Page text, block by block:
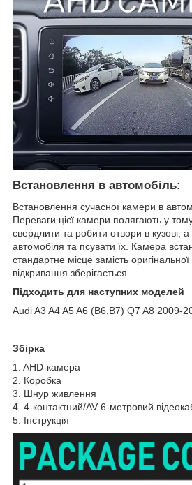
Встановлення в автомобіль:
Встановлення сучасної камери в
Переваги цієї камери полягають у
свердлити та робити отвори в кузові,
автомобіля та псувати їх. Камера
стандартне місце замість
відкривання зберігається.
Підходить для наступних моделей
Audi A3 A4 A5 A6 (B6,B7) Q7
Збірка
1. AHD-камера
2. Коробка
3. Шнур живлення
4. 4-контактний/AV 6-метровий
5. Інструкція